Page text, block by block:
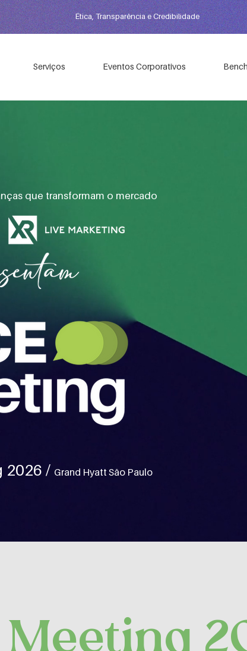
Ética, Transparência e Credibilidade
Serviços Eventos Corporativos
que transformam o mercado
2026 / Grand Hyatt São Paulo